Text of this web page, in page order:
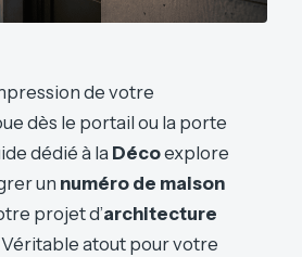
de votre
dès le portail ou la porte
dédié à la Décoexplore
un numéro de maison
projet d’architecture
Véritable atout pour votre